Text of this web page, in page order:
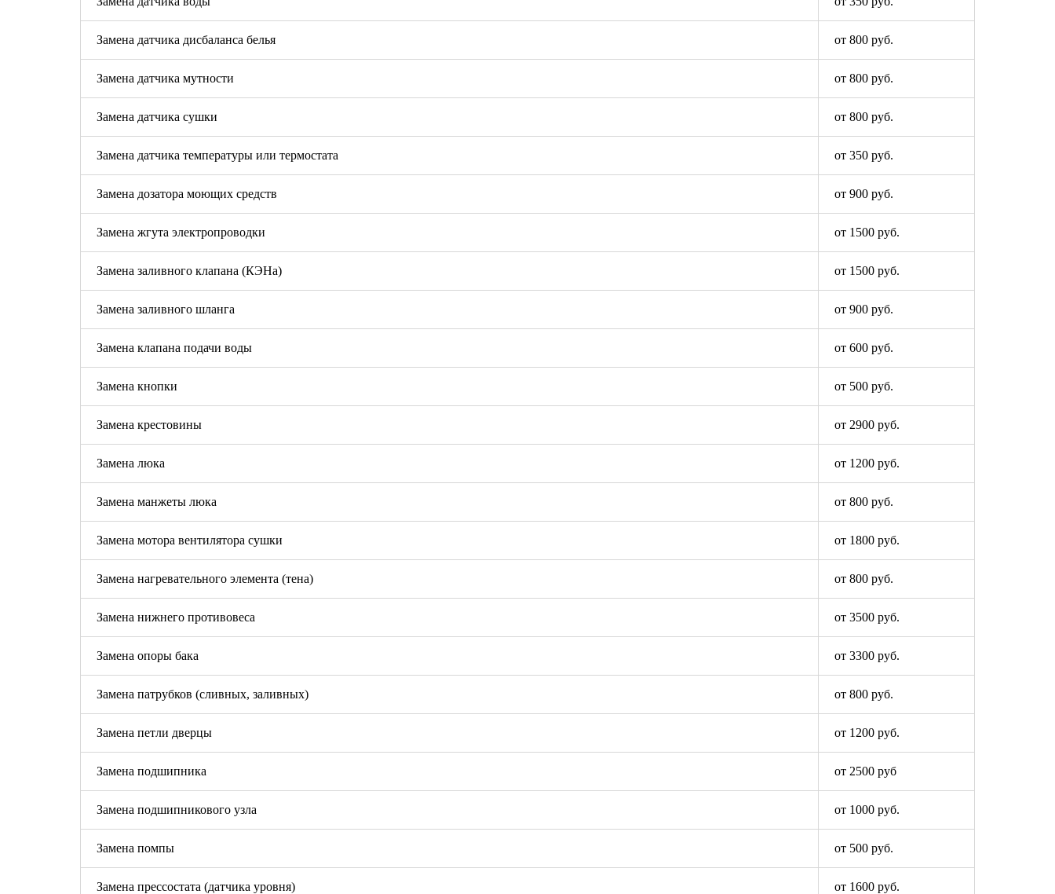
Замена датчика дисбаланса белья от 800 руб.
Замена датчика мутности от 800 руб.
Замена датчика сушки от 800 руб.
Замена датчика температуры или термостата от 350 руб.
Замена дозатора моющих средств от 900 руб.
Замена жгута электропроводки от 1500 руб.
Замена заливного клапана (КЭНа) от 1500 руб.
Замена заливного шланга от 900 руб.
Замена клапана подачи воды от 600 руб.
Замена кнопки от 500 руб.
Замена крестовины от 2900 руб.
Замена люка от 1200 руб.
Замена манжеты люка от 800 руб.
Замена мотора вентилятора сушки от 1800 руб.
Замена нагревательного элемента (тена) от 800 руб.
Замена нижнего противовеса от 3500 руб.
Замена опоры бака от 3300 руб.
Замена патрубков (сливных, заливных) от 800 руб.
Замена петли дверцы от 1200 руб.
Замена подшипника от 2500 руб
Замена подшипникового узла от 1000 руб.
Замена помпы от 500 руб.
Замена прессостата (датчика уровня) от 1600 руб.